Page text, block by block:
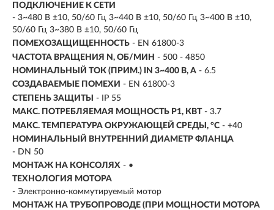
ПОДКЛЮЧЕНИЕ К СЕТИ
- 3~480 В ±10, 50/60 Гц 3~440 В ±10, 50/60 Гц 3~400 В ±10,
50/60 Гц 3~380 В ±10, 50/60 Гц
ПОМЕХОЗАЩИЩЕННОСТЬ - EN 61800-3
ЧАСТОТА ВРАЩЕНИЯ N, ОБ/МИН - 500 - 4850
НОМИНАЛЬНЫЙ ТОК (ПРИМ.) IN 3~400 В, А - 6.5
СОЗДАВАЕМЫЕ ПОМЕХИ - EN 61800-3
СТЕПЕНЬ ЗАЩИТЫ
- IP 55
МАКС. ПОТРЕБЛЯЕМАЯ МОЩНОСТЬ P1, КВТ - 3.7
МАКС. ТЕМПЕРАТУРА ОКРУЖАЮЩЕЙ СРЕДЫ, °C - +40
НОМИНАЛЬНЫЙ ВНУТРЕННИЙ ДИАМЕТР ФЛАНЦА
- DN 50
МОНТАЖ НА КОНСОЛЯХ - •
ТЕХНОЛОГИЯ МОТОРА
- Электронно-коммутируемый мотор
МОНТАЖ НА ТРУБОПРОВОДЕ (ПРИ МОЩНОСТИ МОТОРА